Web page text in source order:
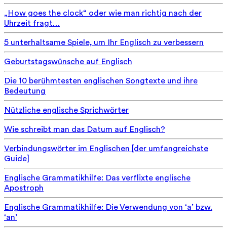
„How goes the clock“ oder wie man richtig nach der
Uhrzeit fragt…
5 unterhaltsame Spiele, um Ihr Englisch zu verbessern
Geburtstagswünsche auf Englisch
Die 10 berühmtesten englischen Songtexte und ihre
Bedeutung
Nützliche englische Sprichwörter
Wie schreibt man das Datum auf Englisch?
Verbindungswörter im Englischen [der umfangreichste
Guide]
Englische Grammatikhilfe: Das verflixte englische
Apostroph
Englische Grammatikhilfe: Die Verwendung von ‘a’ bzw.
‘an’